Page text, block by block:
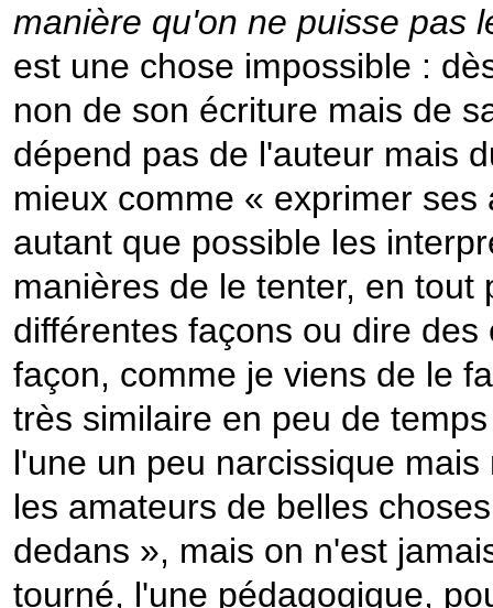
manière qu'on ne puisse pas
est une chose impossible :
non de son écriture mais de
dépend pas de l'auteur mais
mieux comme « exprimer
autant que possible les
manières de le tenter, en
différentes façons ou dire
façon, comme je viens de le
très similaire en peu de
l'une un peu narcissique
les amateurs de belles
dedans », mais on n'est
tourné, l'une pédagogique,